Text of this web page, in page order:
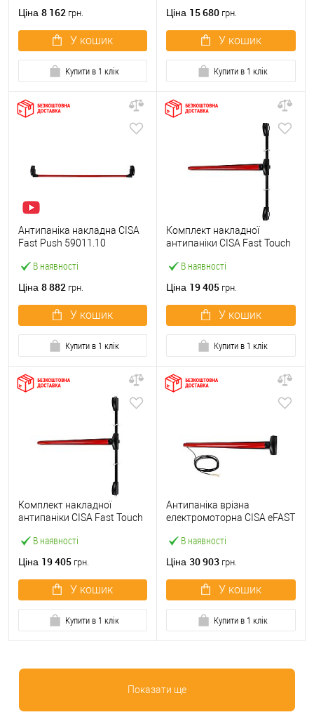
Ціна 8 162 грн.
У кошик
Купити в 1 клік
Ціна 15 680 грн.
У кошик
Купити в 1 клік
В наявності
Антипаніка накладна CISA
Fast Push 59011.10
штангою 1500 мм червона
Ціна 8 882 грн.
У кошик
Купити в 1 клік
В наявності
Комплект накладної
антипаніки CISA Fast Touch
точковий вбік червона
Ціна 19 405 грн.
У кошик
Купити в 1 клік
В наявності
Комплект накладної
антипаніки CISA Fast Touch
точковий вверх-вниз
Ціна 19 405 грн.
У кошик
Купити в 1 клік
В наявності
Антипаніка врізна
електромоторна CISA eFAST
Ціна 30 903 грн.
У кошик
Купити в 1 клік
Показати ще